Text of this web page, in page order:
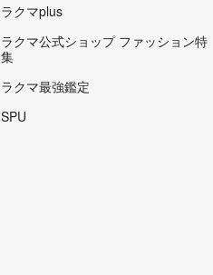
ラクマplus
ラクマ公式ショップ ファッション特
集
ラクマ最強鑑定
SPU